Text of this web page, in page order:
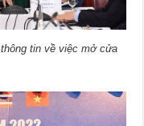
tin về việc mở cửa